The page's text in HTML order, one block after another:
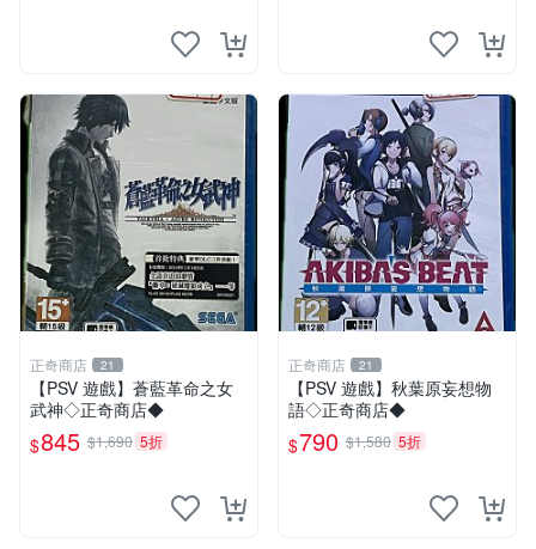
正奇商店 21
【PSV 遊戲】蒼藍革命之女
武神◇正奇商店◆
$845 $1,690 5折
正奇商店 21
【PSV 遊戲】秋葉原妄想物
語◇正奇商店◆
$790 $1,580 5折